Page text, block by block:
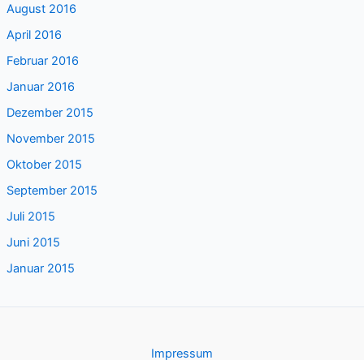
August 2016
April 2016
Februar 2016
Januar 2016
Dezember 2015
November 2015
Oktober 2015
September 2015
Juli 2015
Juni 2015
Januar 2015
Impressum